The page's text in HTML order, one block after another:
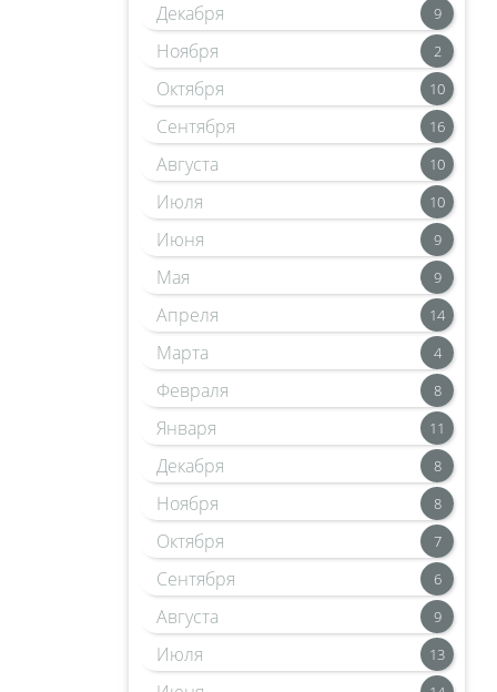
Декабря 9
Ноября 2
Октября 10
Сентября 16
Августа 10
Июля 10
Июня 9
Мая 9
Апреля 14
Марта 4
Февраля 8
Января 11
Декабря 8
Ноября 8
Октября 7
Сентября 6
Августа 9
Июля 13